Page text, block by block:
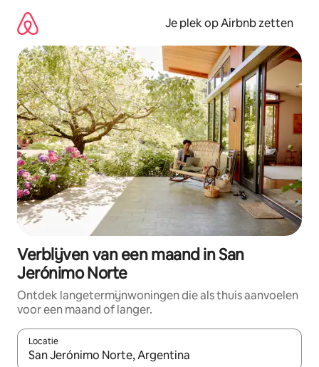
direct
naar
inhoud
Je plek op Airbnb zetten
Verblijven van een maand in San
Jerónimo Norte
Ontdek langetermijnwoningen die als thuis aanvoelen
voor een maand of langer.
Locatie
Wanneer er resultaten beschikbaar zijn, maak je een keuze